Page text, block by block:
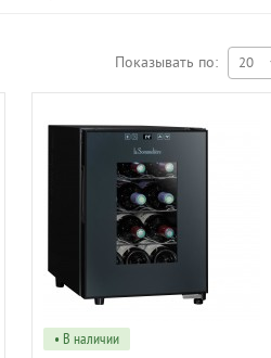
Показывать по:
• В наличии